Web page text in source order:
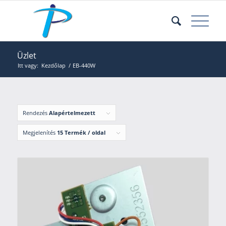
Üzlet
Itt vagy: Kezdőlap / EB-440W
Rendezés Alapértelmezett
Megjelenítés 15 Termék / oldal